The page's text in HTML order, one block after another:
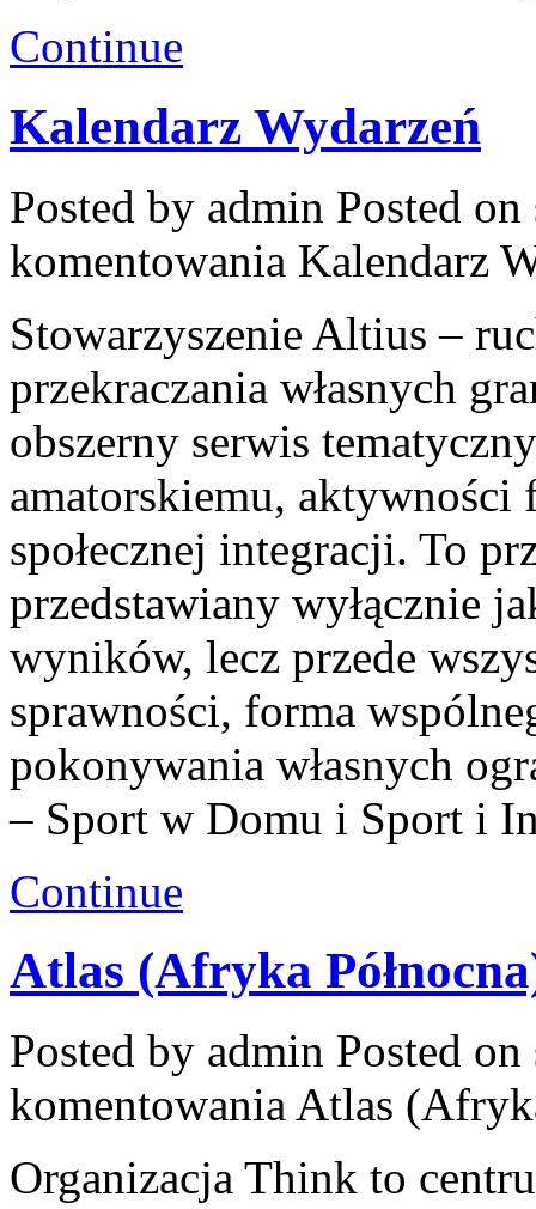
Continue
Kalendarz Wydarzeń
Posted by admin Posted
komentowania Kalendarz
Stowarzyszenie Altius –
przekraczania własnych
obszerny serwis
amatorskiemu, aktywności
społecznej integracji. To
przedstawiany wyłącznie
wyników, lecz przede
sprawności, forma
pokonywania własnych
– Sport w Domu i Sport i
Continue
Atlas (Afryka
Posted by admin Posted
komentowania Atlas
Organizacja Think to